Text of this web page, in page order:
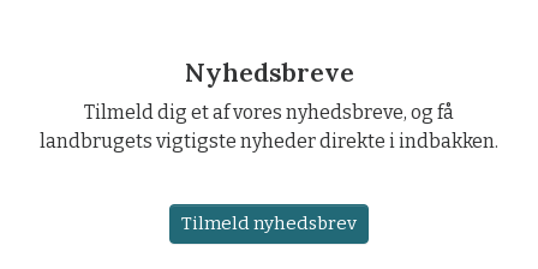
Nyhedsbreve
Tilmeld dig et af vores nyhedsbreve, og få
landbrugets vigtigste nyheder direkte i indbakken.
Tilmeld nyhedsbrev